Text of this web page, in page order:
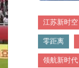
江苏新时空
零距离
领航新时代